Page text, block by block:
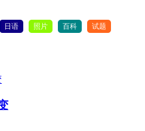
日语 照片 百科 试题